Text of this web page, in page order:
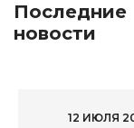
Последние
новости
12 ИЮЛЯ